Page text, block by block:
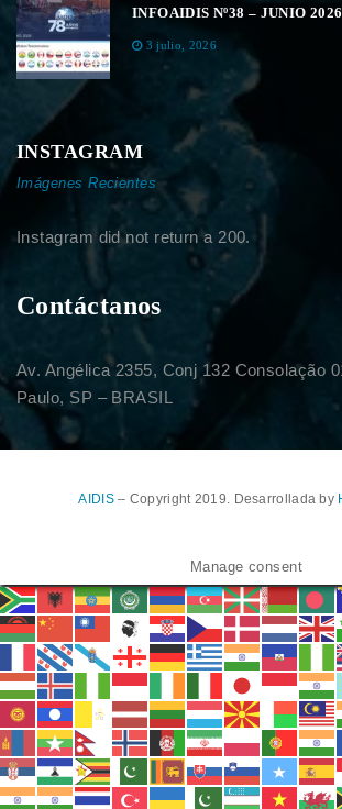
INFOAIDIS Nº38 – JUNIO 2026
3 julio, 2026
INSTAGRAM
Imágenes Recientes
Instagram did not return a 200.
Contáctanos
Av. Angélica 2355, Conj 132 Consolação
Paulo, SP – BRASIL
AIDIS– Copyright 2019. Desarrollada by
Manage consent